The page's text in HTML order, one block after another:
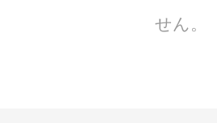
せん。